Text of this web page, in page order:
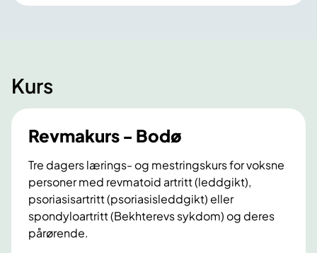
Kurs
Revmakurs - Bodø
Tre dagers lærings- og mestringskurs for voksne
personer med revmatoid artritt (leddgikt),
psoriasisartritt (psoriasisleddgikt) eller
spondyloartritt (Bekhterevs sykdom) og deres
pårørende.